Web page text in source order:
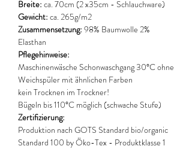
Breite: ca. 70cm (2 x35cm - Schlauchware)
Gewicht: ca. 265g/m2
Zusammensetzung: 98% Baumwolle 2%
Elasthan
Pflegehinweise:
Maschinenwäsche Schonwaschgang 30°C ohne
Weichspüler mit ähnlichen Farben
kein Trocknen im Trockner!
Bügeln bis 110°C möglich (schwache Stufe)
Zertifizierung:
Produktion nach GOTS Standard bio/organic
Standard 100 by Öko-Tex - Produktklasse 1